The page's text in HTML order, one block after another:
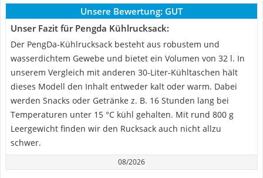
Unsere Bewertung: GUT
Unser Fazit für Pengda Kühlrucksack:
Der PengDa-Kühlrucksack besteht aus robustem und
wasserdichtem Gewebe und bietet ein Volumen von 32 l. In
unserem Vergleich mit anderen 30-Liter-Kühltaschen hält
dieses Modell den Inhalt entweder kalt oder warm. Dabei
werden Snacks oder Getränke z. B. 16 Stunden lang bei
Temperaturen unter 15 °C kühl gehalten. Mit rund 800 g
Leergewicht finden wir den Rucksack auch nicht allzu
schwer.
08/2026